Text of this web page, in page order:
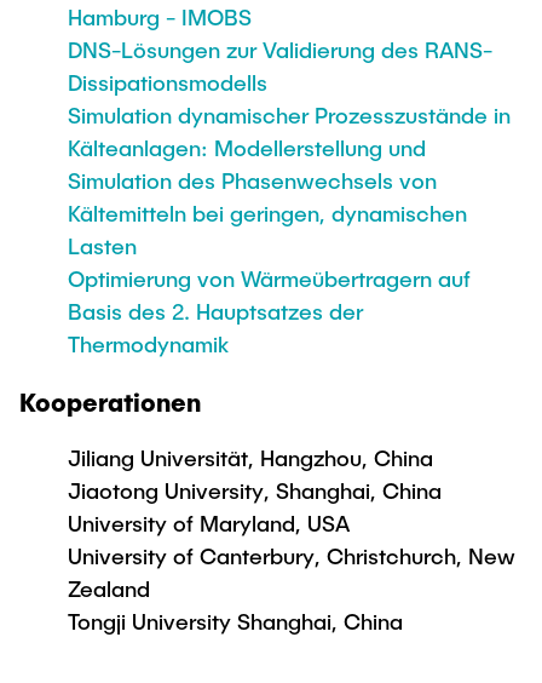
Hamburg - IMOBS
DNS-Lösungen zur Validierung des RANS-
Dissipationsmodells
Simulation dynamischer Prozesszustände in
Kälteanlagen: Modellerstellung und
Simulation des Phasenwechsels von
Kältemitteln bei geringen, dynamischen
Lasten
Optimierung von Wärmeübertragern auf
Basis des 2. Hauptsatzes der
Thermodynamik
Kooperationen
Jiliang Universität, Hangzhou, China
Jiaotong University, Shanghai, China
University of Maryland, USA
University of Canterbury, Christchurch, New
Zealand
Tongji University Shanghai, China